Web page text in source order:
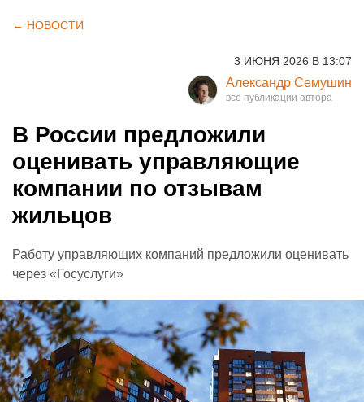
← НОВОСТИ
3 ИЮНЯ 2026 В 13:07
Александр Семушин
В России предложили
оценивать управляющие
компании по отзывам
жильцов
Работу управляющих компаний предложили оценивать
через «Госуслуги»